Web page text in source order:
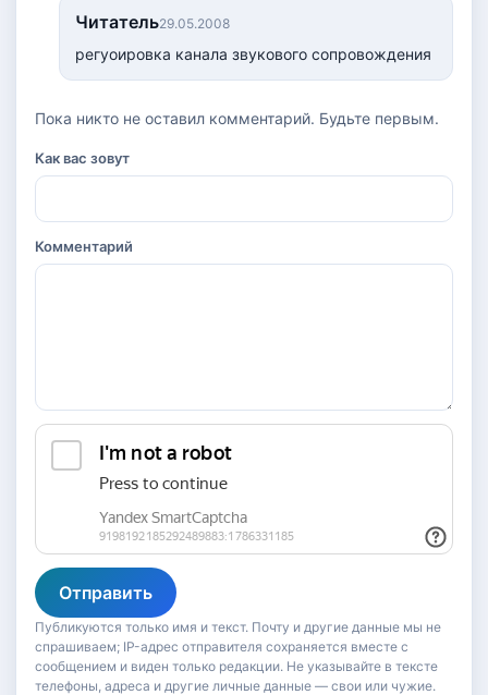
Читатель29.05.2008
регуоировка канала звукового сопровождения
Пока никто не оставил комментарий. Будьте первым.
Как вас зовут
Комментарий
Отправить
Публикуются только имя и текст. Почту и другие данные мы не
спрашиваем; IP-адрес отправителя сохраняется вместе с
сообщением и виден только редакции. Не указывайте в тексте
телефоны, адреса и другие личные данные — свои или чужие.